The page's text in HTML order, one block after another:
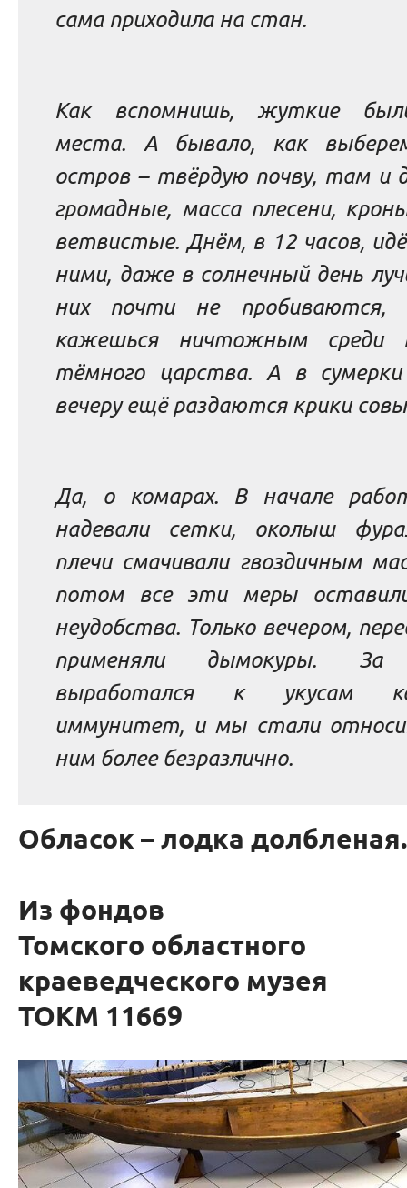
сама приходила на стан.
Как вспомнишь, жуткие
места. А бывало, как
остров – твёрдую почву, там и
громадные, масса плесени,
ветвистые. Днём, в 12 часов,
ними, даже в солнечный день
них почти не
кажешься ничтожным среди
тёмного царства. А в
вечеру ещё раздаются крики
Да, о комарах. В начале
надевали сетки, околыш
плечи смачивали гвоздичным
потом все эти меры
неудобства. Только вечером,
применяли дымокуры.
выработался к укусам
иммунитет, и мы стали
ним более безразлично.
Обласок – лодка долбленая.
Из фондов
Томского областного
краеведческого музея
ТОКМ 11669